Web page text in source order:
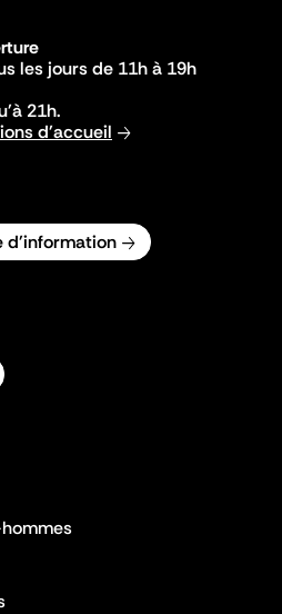
les jours de 11h à 19h
21h.
d'accueil
d'information